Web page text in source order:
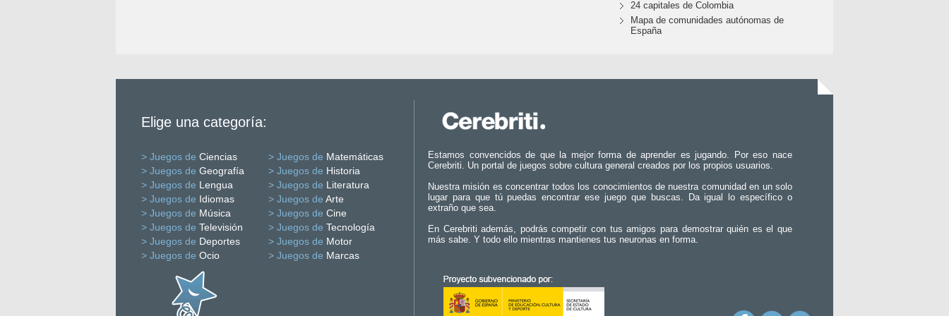
24 capitales de Colombia
Mapa de comunidades autónomas de
España
Elige una categoría:
> Juegos de Ciencias > Juegos de Matemáticas
> Juegos de Geografía > Juegos de Historia
> Juegos de Lengua > Juegos de Literatura
> Juegos de Idiomas > Juegos de Arte
> Juegos de Música > Juegos de Cine
> Juegos de Televisión > Juegos de Tecnología
> Juegos de Deportes > Juegos de Motor
> Juegos de Ocio > Juegos de Marcas
Estamos convencidos de que la mejor forma de aprender es jugando. Por eso nace
Cerebriti. Un portal de juegos sobre cultura general creados por los propios usuarios.
Nuestra misión es concentrar todos los conocimientos de nuestra comunidad en un solo
lugar para que tú puedas encontrar ese juego que buscas. Da igual lo específico o
extraño que sea.
En Cerebriti además, podrás competir con tus amigos para demostrar quién es el que
más sabe. Y todo ello mientras mantienes tus neuronas en forma.